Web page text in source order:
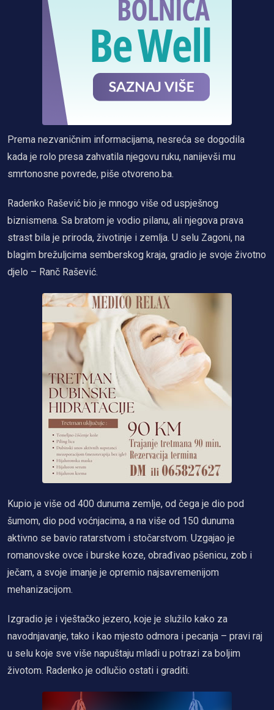
Prema nezvaničnim informacijama, nesreća se dogodila
kada je rolo presa zahvatila njegovu ruku, nanijevši mu
smrtonosne povrede, piše otvoreno.ba.
Radenko Rašević bio je mnogo više od uspješnog
biznismena. Sa bratom je vodio pilanu, ali njegova prava
strast bila je priroda, životinje i zemlja. U selu Zagoni, na
blagim brežuljcima semberskog kraja, gradio je svoje životno
djelo – Ranč Rašević.
Kupio je više od 400 dunuma zemlje, od čega je dio pod
šumom, dio pod voćnjacima, a na više od 150 dunuma
aktivno se bavio ratarstvom i stočarstvom. Uzgajao je
romanovske ovce i burske koze, obrađivao pšenicu, zob i
ječam, a svoje imanje je opremio najsavremenijom
mehanizacijom.
Izgradio je i vještačko jezero, koje je služilo kako za
navodnjavanje, tako i kao mjesto odmora i pecanja – pravi raj
u selu koje sve više napuštaju mladi u potrazi za boljim
životom. Radenko je odlučio ostati i graditi.